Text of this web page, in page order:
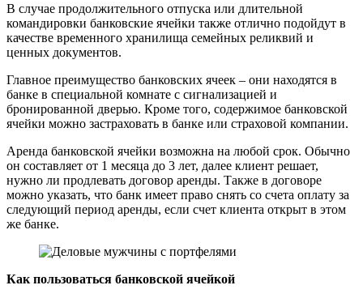
В случае продолжительного отпуска или длительной
командировки банковские ячейки также отлично подойдут в
качестве временного хранилища семейных реликвий и
ценных документов.
Главное преимущество банковских ячеек – они находятся в
банке в специальной комнате с сигнализацией и
бронированной дверью. Кроме того, содержимое банковской
ячейки можно застраховать в банке или страховой компании.
Аренда банковской ячейки возможна на любой срок. Обычно
он составляет от 1 месяца до 3 лет, далее клиент решает,
нужно ли продлевать договор аренды. Также в договоре
можно указать, что банк имеет право снять со счета оплату за
следующий период аренды, если счет клиента открыт в этом
же банке.
Как пользоваться банковской ячейкой